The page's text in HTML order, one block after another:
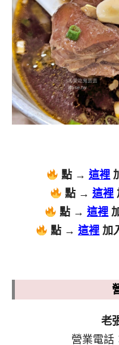
點 → 這裡
點 →這裡
點 →這裡
點 → 這裡 加
老
營業電話